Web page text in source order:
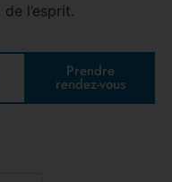
l’esprit.
Prendre
rendez-vous